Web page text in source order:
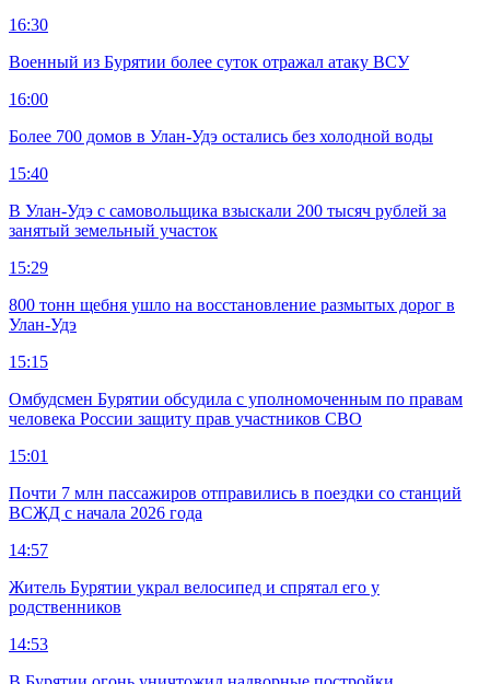
16:30
Военный из Бурятии более суток отражал атаку ВСУ
16:00
Более 700 домов в Улан-Удэ остались без холодной воды
15:40
В Улан-Удэ с самовольщика взыскали 200 тысяч рублей за
занятый земельный участок
15:29
800 тонн щебня ушло на восстановление размытых дорог в
Улан-Удэ
15:15
Омбудсмен Бурятии обсудила с уполномоченным по правам
человека России защиту прав участников СВО
15:01
Почти 7 млн пассажиров отправились в поездки со станций
ВСЖД с начала 2026 года
14:57
Житель Бурятии украл велосипед и спрятал его у
родственников
14:53